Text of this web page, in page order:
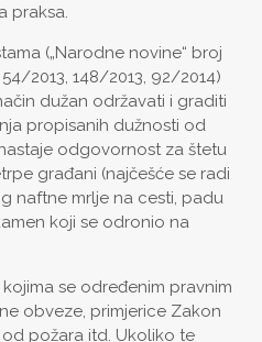
praksa.
(„Narodne novine“ broj
2013, 148/2013, 92/2014)
dužan održavati i graditi
propisanih dužnosti od
odgovornost za štetu
građani (najčešće se radi
naftne mrlje na cesti, padu
koji se odronio na
se određenim pravnim
obveze, primjerice Zakon
požara itd. Ukoliko te